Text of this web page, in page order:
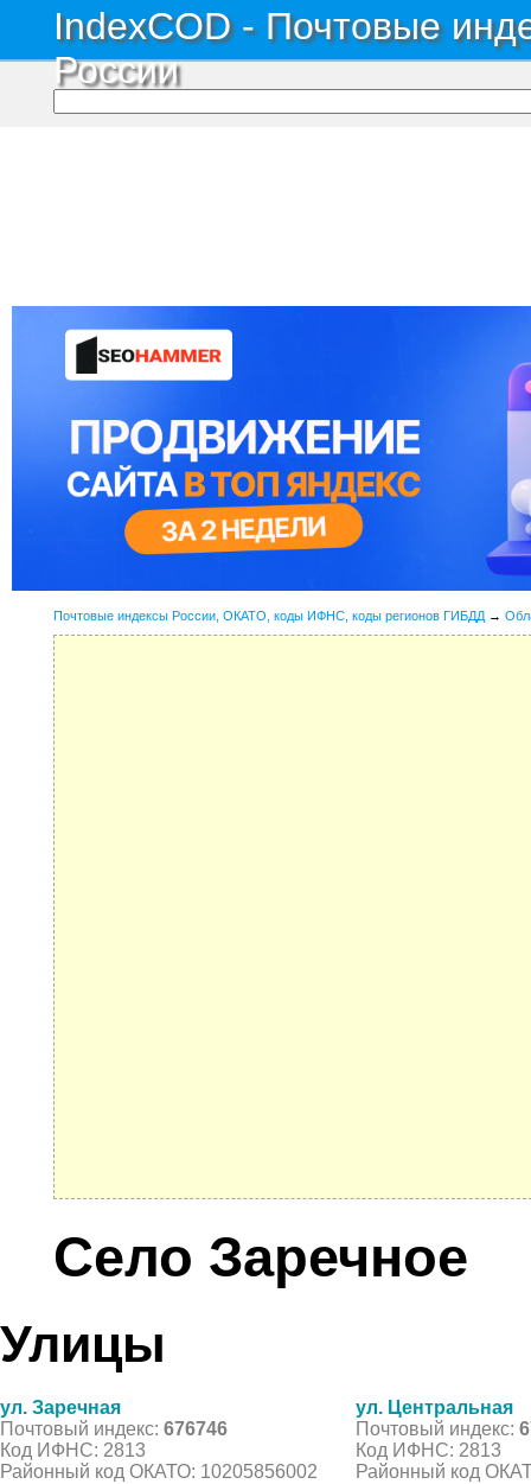
IndexCOD - Почтовые
России
Почтовые индексы России, ОКАТО, коды ИФНС, коды регионов ГИБДД →
Село Заречное
Улицы
ул. Заречная
Почтовый индекс: 676746
Код ИФНС: 2813
Районный код ОКАТО: 10205856002
ул. Центральная
Почтовый индекс:
Код ИФНС: 2813
Районный код